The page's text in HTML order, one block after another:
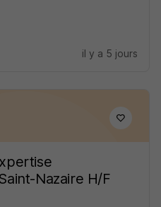
il y a 5 jours
Nazaire H/F